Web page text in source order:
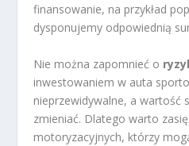
finansowanie, na przykład
dysponujemy odpowiednią
Nie można zapomnieć o
inwestowaniem w auta
nieprzewidywalne, a wartość
zmieniać. Dlatego warto
motoryzacyjnych, którzy